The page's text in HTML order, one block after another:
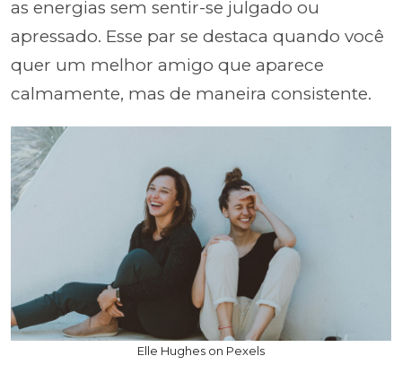
as energias sem sentir-se julgado ou
apressado. Esse par se destaca quando você
quer um melhor amigo que aparece
calmamente, mas de maneira consistente.
Elle Hughes on Pexels